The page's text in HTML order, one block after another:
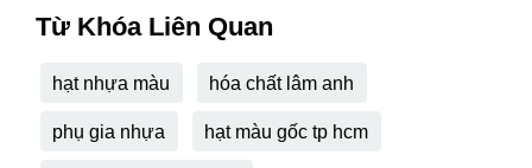
Từ Khóa Liên Quan
hạt nhựa màu hóa chất lâm anh
phụ gia nhựa hạt màu gốc tp hcm